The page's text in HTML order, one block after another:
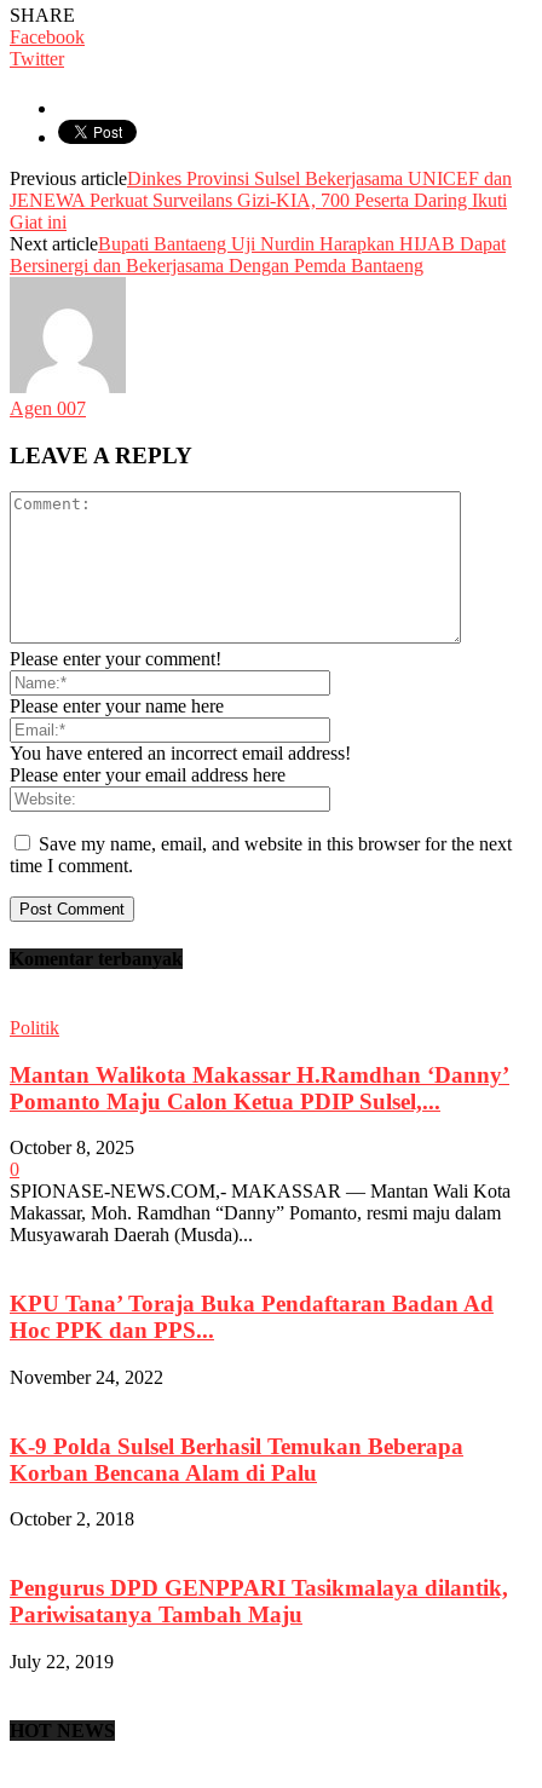
SHARE
Facebook
Twitter
Previous articleDinkes Provinsi Sulsel Bekerjasama UNICEF dan
JENEWA Perkuat Surveilans Gizi-KIA, 700 Peserta Daring Ikuti
Giat ini
Next articleBupati Bantaeng Uji Nurdin Harapkan HIJAB Dapat
Bersinergi dan Bekerjasama Dengan Pemda Bantaeng
Agen 007
LEAVE A REPLY
Please enter your comment!
Please enter your name here
You have entered an incorrect email address!
Please enter your email address here
Save my name, email, and website in this browser for the next
time I comment.
Komentar terbanyak
Politik
Mantan Walikota Makassar H.Ramdhan ‘Danny’
Pomanto Maju Calon Ketua PDIP Sulsel,...
October 8, 2025
0
SPIONASE-NEWS.COM,- MAKASSAR — Mantan Wali Kota
Makassar, Moh. Ramdhan “Danny” Pomanto, resmi maju dalam
Musyawarah Daerah (Musda)...
KPU Tana’ Toraja Buka Pendaftaran Badan Ad
Hoc PPK dan PPS...
November 24, 2022
K-9 Polda Sulsel Berhasil Temukan Beberapa
Korban Bencana Alam di Palu
October 2, 2018
Pengurus DPD GENPPARI Tasikmalaya dilantik,
Pariwisatanya Tambah Maju
July 22, 2019
HOT NEWS